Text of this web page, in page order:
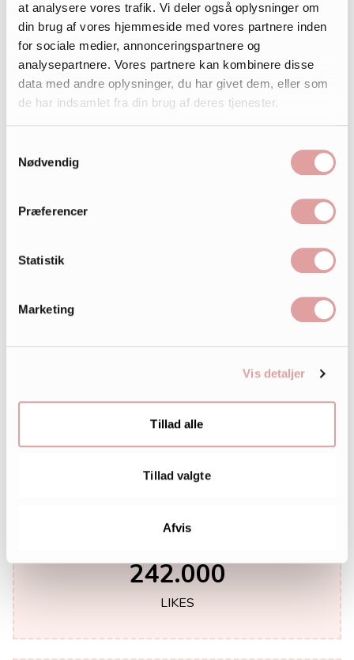
at analysere vores trafik. Vi deler også oplysninger om
din brug af vores hjemmeside med vores partnere inden
for sociale medier, annonceringspartnere og
analysepartnere. Vores partnere kan kombinere disse
data med andre oplysninger, du har givet dem, eller som
de har indsamlet fra din brug af deres tjenester.
Nødvendig
Præferencer
Statistik
Marketing
Vis detaljer
Tillad alle
Tillad valgte
Afvis
242.000
LIKES